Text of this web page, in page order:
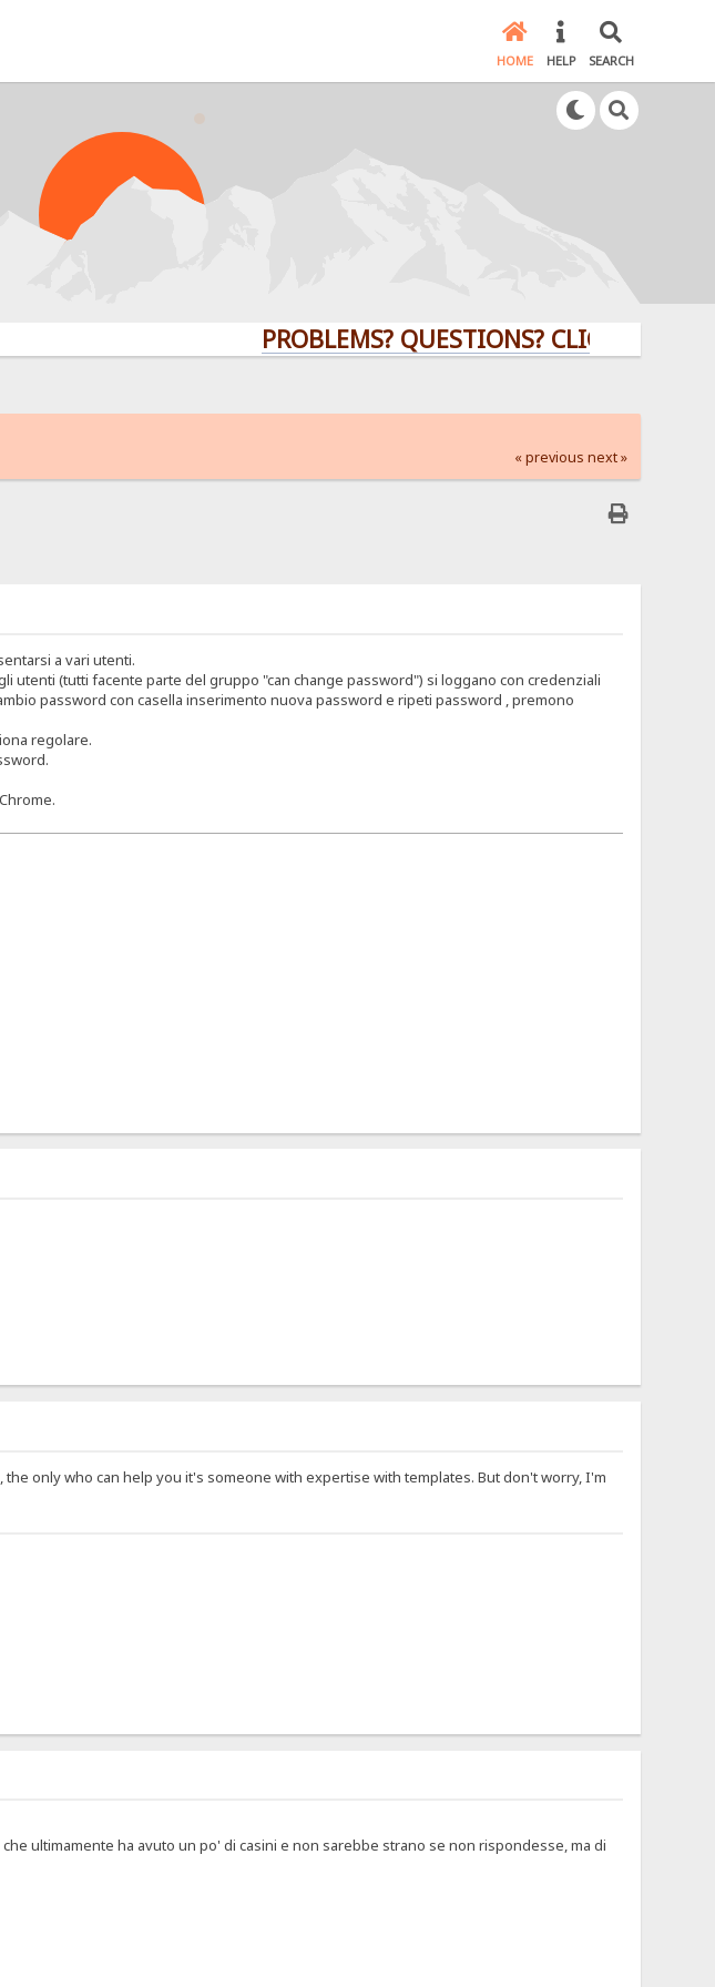
HOME HELP SEARCH
PROBLEMS? QUESTIONS? CLICK HERE!
« previous next »
a vari utenti.
utenti (tutti facente parte del gruppo "can change password") si loggano con credenziali
password con casella inserimento nuova password e ripeti password , premono
regolare.
only who can help you it's someone with expertise with templates. But don't worry, I'm
ultimamente ha avuto un po' di casini e non sarebbe strano se non rispondesse, ma di